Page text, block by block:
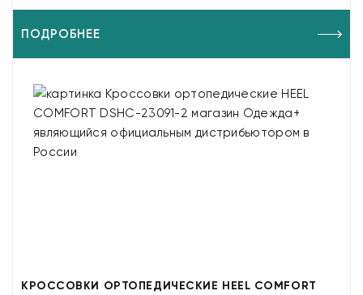
ПОДРОБНЕЕ
КРОССОВКИ ОРТОПЕДИЧЕСКИЕ HEEL COMFORT